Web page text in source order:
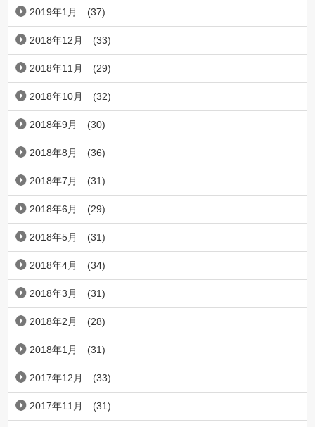
2019年1月 (37)
2018年12月 (33)
2018年11月 (29)
2018年10月 (32)
2018年9月 (30)
2018年8月 (36)
2018年7月 (31)
2018年6月 (29)
2018年5月 (31)
2018年4月 (34)
2018年3月 (31)
2018年2月 (28)
2018年1月 (31)
2017年12月 (33)
2017年11月 (31)